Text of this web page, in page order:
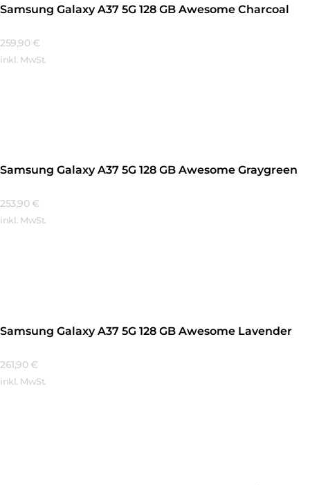
Samsung Galaxy A37 5G 128 GB Awesome Charcoal
259,90 €
inkl. MwSt.
Samsung Galaxy A37 5G 128 GB Awesome Graygreen
253,90 €
inkl. MwSt.
Samsung Galaxy A37 5G 128 GB Awesome Lavender
261,90 €
inkl. MwSt.